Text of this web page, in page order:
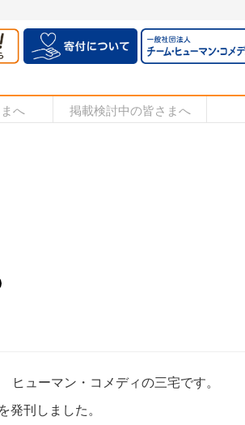
へ 掲載検討中の皆さまへ
ヒューマン・コメディの三宅です。
発刊しました。